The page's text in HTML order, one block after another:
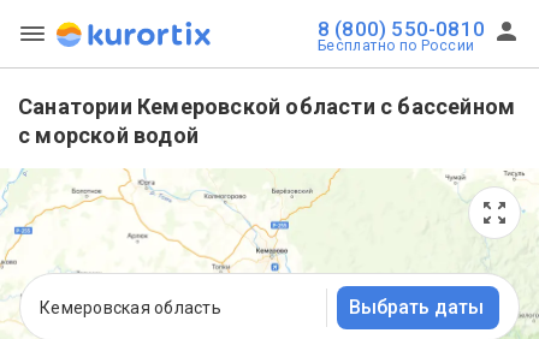
8 (800) 550-0810
Бесплатно по России
Санатории Кемеровской области с бассейном
с морской водой
Кемеровская область Выбрать даты